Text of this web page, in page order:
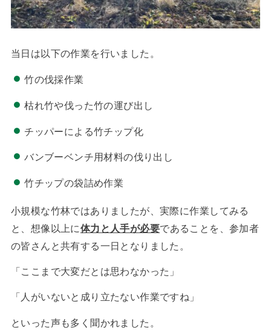
当日は以下の作業を行いました。
竹の伐採作業
枯れ竹や伐った竹の運び出し
チッパーによる竹チップ化
バンブーベンチ用材料の伐り出し
竹チップの袋詰め作業
小規模な竹林ではありましたが、実際に作業してみる
と、想像以上に体力と人手が必要であることを、参加者
の皆さんと共有する一日となりました。
「ここまで大変だとは思わなかった」
「人がいないと成り立たない作業ですね」
といった声も多く聞かれました。